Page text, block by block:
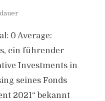
0 Average:
ein führender
Investments in
seines Fonds
2021“ bekannt